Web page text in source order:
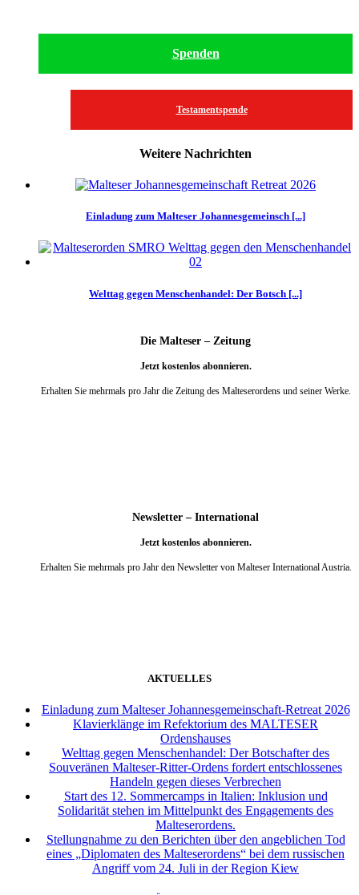
Spenden
Testamentspende
Weitere Nachrichten
Einladung zum Malteser Johannesgemeinsch [...]
Welttag gegen Menschenhandel: Der Botsch [...]
Die Malteser – Zeitung
Jetzt kostenlos abonnieren.
Erhalten Sie mehrmals pro Jahr die Zeitung des Malteserordens und seiner Werke.
Newsletter – International
Jetzt kostenlos abonnieren.
Erhalten Sie mehrmals pro Jahr den Newsletter von Malteser International Austria.
AKTUELLES
Einladung zum Malteser Johannesgemeinschaft-Retreat 2026
Klavierklänge im Refektorium des MALTESER
Ordenshauses
Welttag gegen Menschenhandel: Der Botschafter des
Souveränen Malteser-Ritter-Ordens fordert entschlossenes
Handeln gegen dieses Verbrechen
Start des 12. Sommercamps in Italien: Inklusion und
Solidarität stehen im Mittelpunkt des Engagements des
Malteserordens.
Stellungnahme zu den Berichten über den angeblichen Tod
eines „Diplomaten des Malteserordens“ bei dem russischen
Angriff vom 24. Juli in der Region Kiew